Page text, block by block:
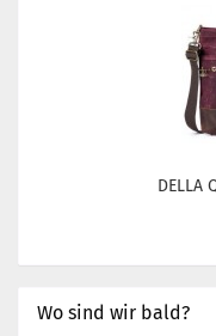
DELLA
Wo sind wir bald?